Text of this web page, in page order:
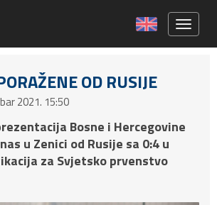
OD RUSIJE
2021. 15:50
Bosne i Hercegovine
u Zenici od Rusije sa 0:4 u
za Svjetsko prvenstvo